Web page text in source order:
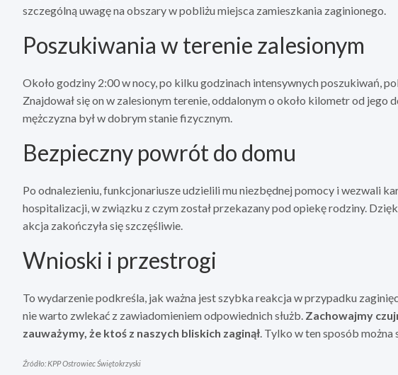
szczególną uwagę na obszary w pobliżu miejsca zamieszkania zaginionego.
Poszukiwania w terenie zalesionym
Około godziny 2:00 w nocy, po kilku godzinach intensywnych poszukiwań,
Znajdował się on w zalesionym terenie, oddalonym o około kilometr od jego
mężczyzna był w dobrym stanie fizycznym.
Bezpieczny powrót do domu
Po odnalezieniu, funkcjonariusze udzielili mu niezbędnej pomocy i wezwali
hospitalizacji, w związku z czym został przekazany pod opiekę rodziny.
akcja zakończyła się szczęśliwie.
Wnioski i przestrogi
To wydarzenie podkreśla, jak ważna jest szybka reakcja w przypadku
nie warto zwlekać z zawiadomieniem odpowiednich służb. Zachowajmy
zauważymy, że ktoś z naszych bliskich zaginął. Tylko w ten sposób
Źródło: KPP Ostrowiec Świętokrzyski